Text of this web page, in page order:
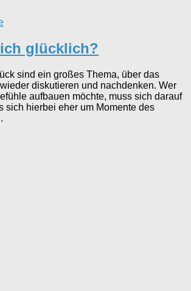
glücklich?
sind ein großes Thema, über das
diskutieren und nachdenken. Wer
aufbauen möchte, muss sich darauf
sich hierbei eher um Momente des